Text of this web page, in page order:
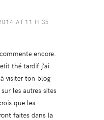
AT 11 H 35
encore.
thé tardif j’ai
visiter ton blog
les autres sites
que les
faites dans la